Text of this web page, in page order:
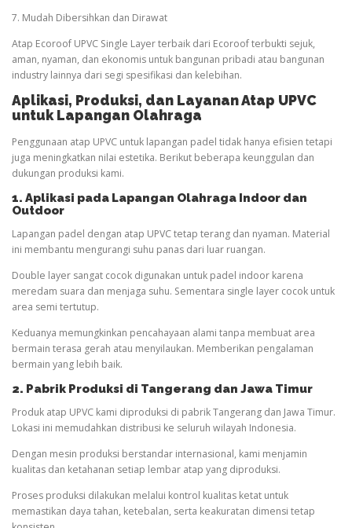
7. Mudah Dibersihkan dan Dirawat
Atap Ecoroof UPVC Single Layer terbaik dari Ecoroof terbukti sejuk,
aman, nyaman, dan ekonomis untuk bangunan pribadi atau bangunan
industry lainnya dari segi spesifikasi dan kelebihan.
Aplikasi, Produksi, dan Layanan Atap UPVC
untuk Lapangan Olahraga
Penggunaan atap UPVC untuk lapangan padel tidak hanya efisien tetapi
juga meningkatkan nilai estetika. Berikut beberapa keunggulan dan
dukungan produksi kami.
1. Aplikasi pada Lapangan Olahraga Indoor dan
Outdoor
Lapangan padel dengan atap UPVC tetap terang dan nyaman. Material
ini membantu mengurangi suhu panas dari luar ruangan.
Double layer sangat cocok digunakan untuk padel indoor karena
meredam suara dan menjaga suhu. Sementara single layer cocok untuk
area semi tertutup.
Keduanya memungkinkan pencahayaan alami tanpa membuat area
bermain terasa gerah atau menyilaukan. Memberikan pengalaman
bermain yang lebih baik.
2. Pabrik Produksi di Tangerang dan Jawa Timur
Produk atap UPVC kami diproduksi di pabrik Tangerang dan Jawa Timur.
Lokasi ini memudahkan distribusi ke seluruh wilayah Indonesia.
Dengan mesin produksi berstandar internasional, kami menjamin
kualitas dan ketahanan setiap lembar atap yang diproduksi.
Proses produksi dilakukan melalui kontrol kualitas ketat untuk
memastikan daya tahan, ketebalan, serta keakuratan dimensi tetap